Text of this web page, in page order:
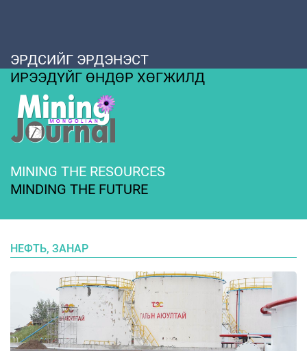
ЭРДСИЙГ ЭРДЭНЭСТ
ИРЭЭДҮЙГ ӨНДӨР ХӨГЖИЛД
MINING THE RESOURCES
MINDING THE FUTURE
НЕФТЬ, ЗАНАР